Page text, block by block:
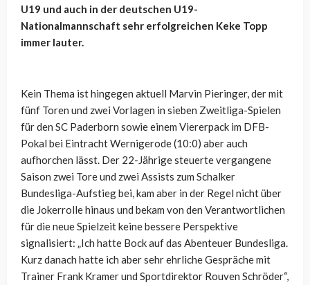
U19 und auch in der deutschen U19-
Nationalmannschaft sehr erfolgreichen Keke Topp
immer lauter.
Kein Thema ist hingegen aktuell Marvin Pieringer, der mit
fünf Toren und zwei Vorlagen in sieben Zweitliga-Spielen
für den SC Paderborn sowie einem Viererpack im DFB-
Pokal bei Eintracht Wernigerode (10:0) aber auch
aufhorchen lässt. Der 22-Jährige steuerte vergangene
Saison zwei Tore und zwei Assists zum Schalker
Bundesliga-Aufstieg bei, kam aber in der Regel nicht über
die Jokerrolle hinaus und bekam von den Verantwortlichen
für die neue Spielzeit keine bessere Perspektive
signalisiert: „Ich hatte Bock auf das Abenteuer Bundesliga.
Kurz danach hatte ich aber sehr ehrliche Gespräche mit
Trainer Frank Kramer und Sportdirektor Rouven Schröder“,